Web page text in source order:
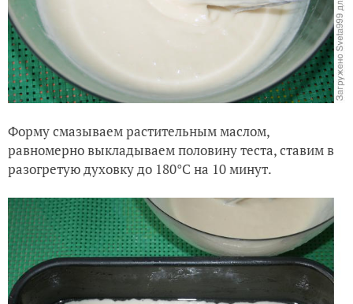
Форму смазываем растительным маслом,
равномерно выкладываем половину теста, ставим в
разогретую духовку до 180°C на 10 минут.